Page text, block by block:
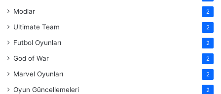
Modlar 2
Ultimate Team 2
Futbol Oyunları 2
God of War 2
Marvel Oyunları 2
Oyun Güncellemeleri 2